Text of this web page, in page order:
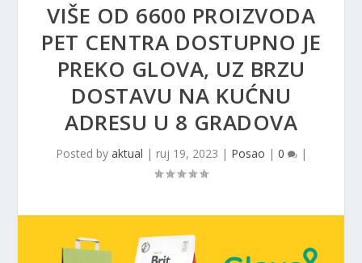
VIŠE OD 6600 PROIZVODA
PET CENTRA DOSTUPNO JE
PREKO GLOVA, UZ BRZU
DOSTAVU NA KUĆNU
ADRESU U 8 GRADOVA
Posted by aktual | ruj 19, 2023 | Posao | 0 |